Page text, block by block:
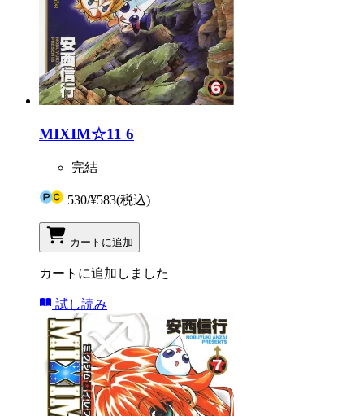
MIXIM☆11 6
完結
530/¥583(税込)
カートに追加
カートに追加しました
試し読み